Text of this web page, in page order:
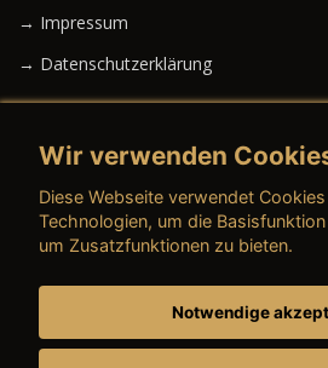
→ Impressum
→ Datenschutzerklärung
→ AGB (Gebrauchtwagen)
→ AGB (Teile & Zubehör)
Wir verwenden
Diese Webseite verwendet
Technologien, um die
um Zusatzfunktionen zu bieten.
Notwendige